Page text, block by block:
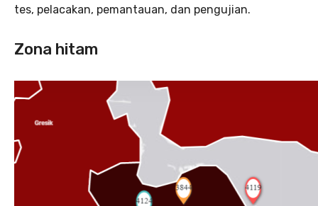
tes, pelacakan, pemantauan, dan pengujian.
Zona hitam